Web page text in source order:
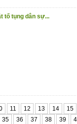
tố tụng dân sự...
11 12 13 14
15
35 36 37 38 39